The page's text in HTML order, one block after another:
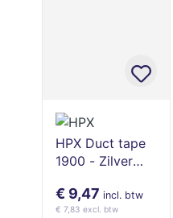
HPX Duct tape
1900 - Zilver
€ 9,47 incl. btw
€ 7,83 excl. btw